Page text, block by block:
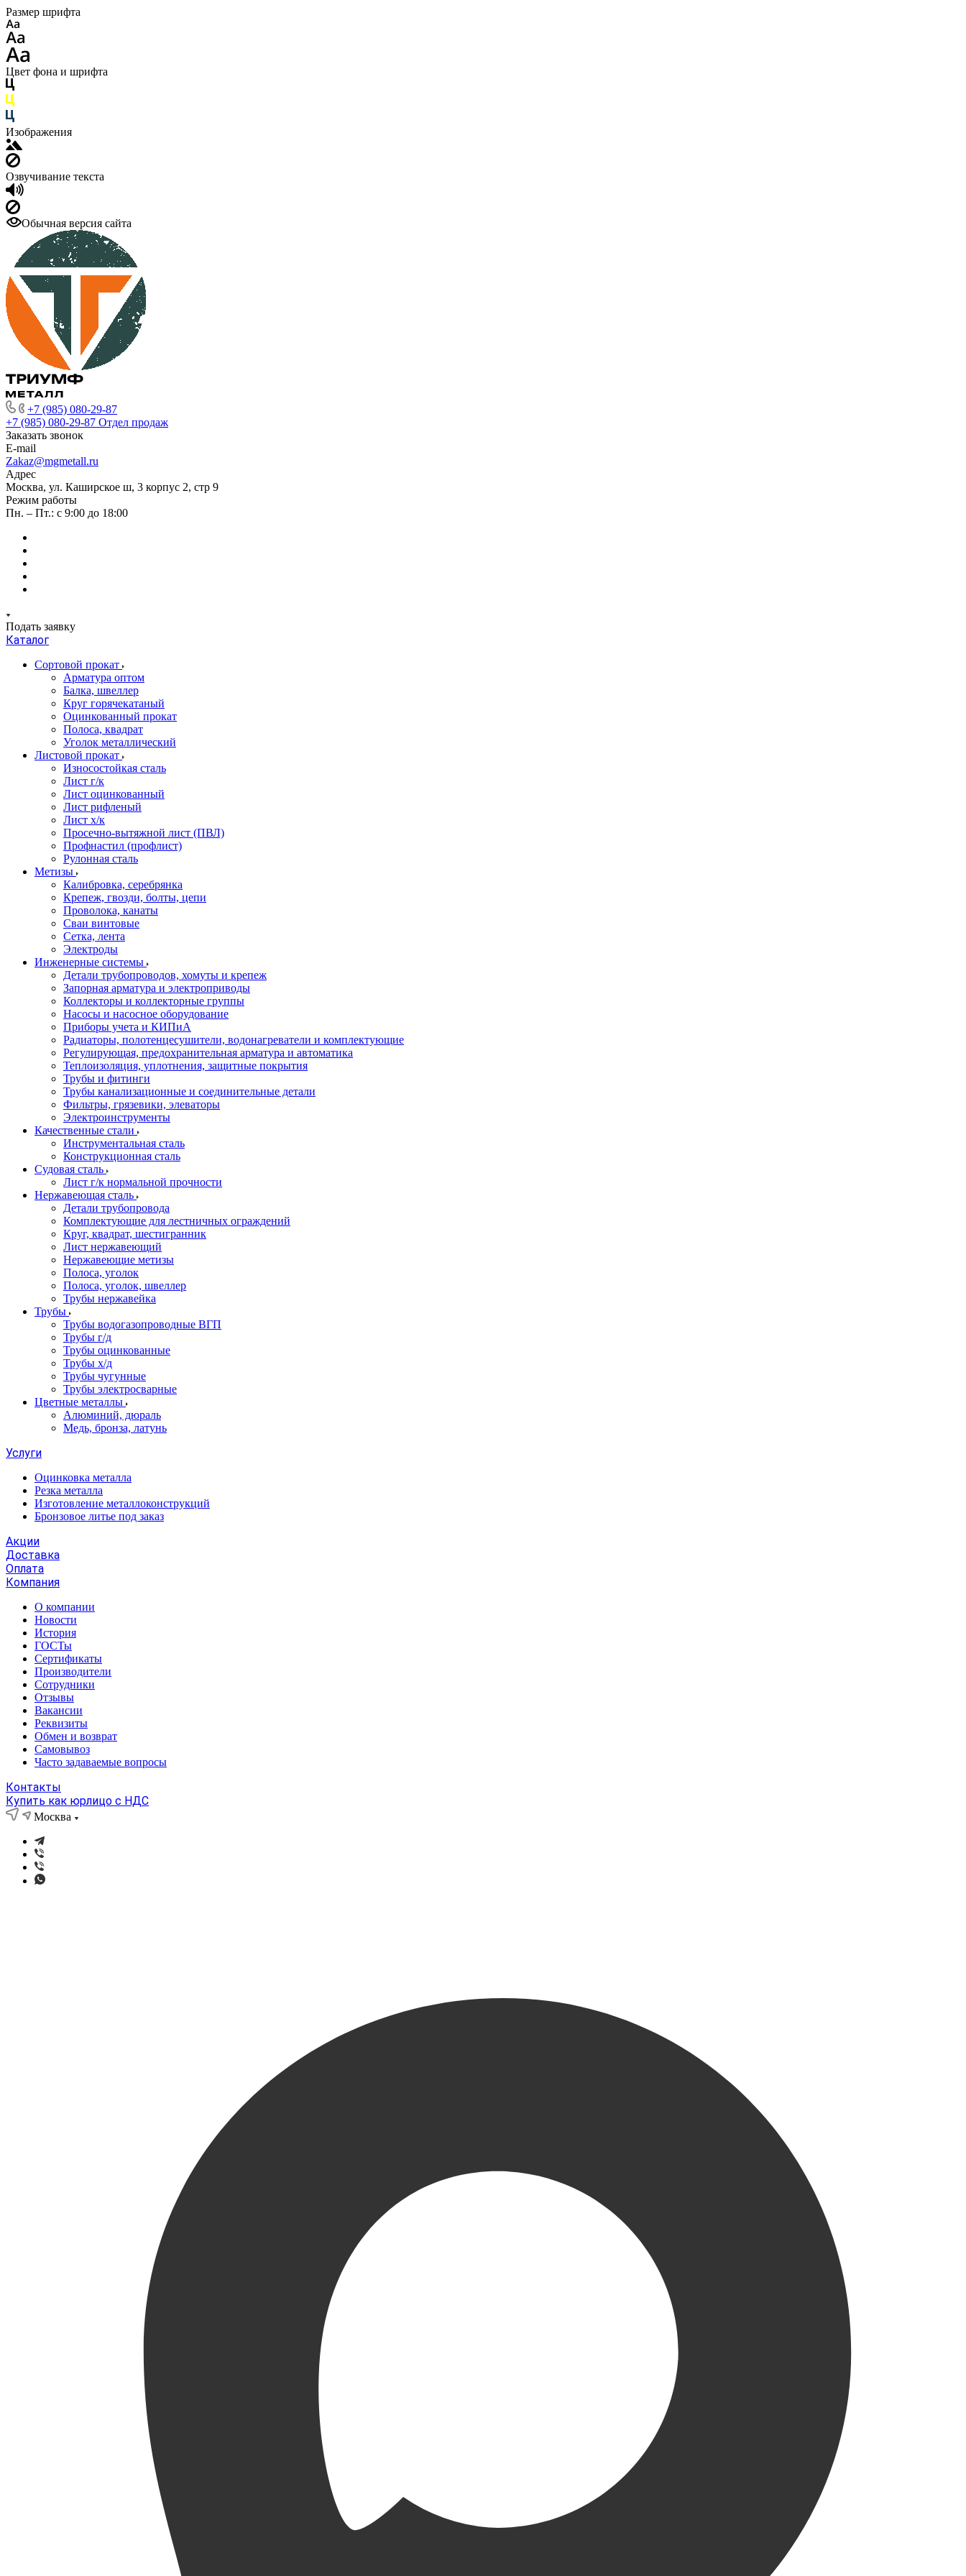
Размер шрифта
Цвет фона и шрифта
Изображения
Озвучивание текста
Обычная версия сайта
+7 (985) 080-29-87
+7 (985) 080-29-87 Отдел продаж
Заказать звонок
E-mail
Zakaz@mgmetall.ru
Адрес
Москва, ул. Каширское ш, 3 корпус 2, стр 9
Режим работы
Пн. – Пт.: с 9:00 до 18:00
Подать заявку
Каталог
Сортовой прокат
Арматура оптом
Балка, швеллер
Круг горячекатаный
Оцинкованный прокат
Полоса, квадрат
Уголок металлический
Листовой прокат
Износостойкая сталь
Лист г/к
Лист оцинкованный
Лист рифленый
Лист х/к
Просечно-вытяжной лист (ПВЛ)
Профнастил (профлист)
Рулонная сталь
Метизы
Калибровка, серебрянка
Крепеж, гвозди, болты, цепи
Проволока, канаты
Сваи винтовые
Сетка, лента
Электроды
Инженерные системы
Детали трубопроводов, хомуты и крепеж
Запорная арматура и электроприводы
Коллекторы и коллекторные группы
Насосы и насосное оборудование
Приборы учета и КИПиА
Радиаторы, полотенцесушители, водонагреватели и комплектующие
Регулирующая, предохранительная арматура и автоматика
Теплоизоляция, уплотнения, защитные покрытия
Трубы и фитинги
Трубы канализационные и соединительные детали
Фильтры, грязевики, элеваторы
Электроинструменты
Качественные стали
Инструментальная сталь
Конструкционная сталь
Судовая сталь
Лист г/к нормальной прочности
Нержавеющая сталь
Детали трубопровода
Комплектующие для лестничных ограждений
Круг, квадрат, шестигранник
Лист нержавеющий
Нержавеющие метизы
Полоса, уголок
Полоса, уголок, швеллер
Трубы нержавейка
Трубы
Трубы водогазопроводные ВГП
Трубы г/д
Трубы оцинкованные
Трубы х/д
Трубы чугунные
Трубы электросварные
Цветные металлы
Алюминий, дюраль
Медь, бронза, латунь
Услуги
Оцинковка металла
Резка металла
Изготовление металлоконструкций
Бронзовое литье под заказ
Акции
Доставка
Оплата
Компания
О компании
Новости
История
ГОСТы
Сертификаты
Производители
Сотрудники
Отзывы
Вакансии
Реквизиты
Обмен и возврат
Самовывоз
Часто задаваемые вопросы
Контакты
Купить как юрлицо с НДС
Москва